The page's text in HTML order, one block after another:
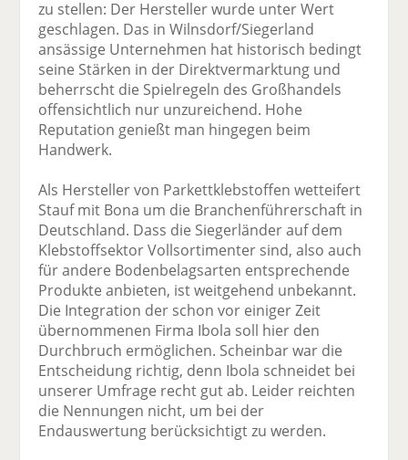
zu stellen: Der Hersteller wurde unter Wert
geschlagen. Das in Wilnsdorf/Siegerland
ansässige Unternehmen hat historisch bedingt
seine Stärken in der Direktvermarktung und
beherrscht die Spielregeln des Großhandels
offensichtlich nur unzureichend. Hohe
Reputation genießt man hingegen beim
Handwerk.
Als Hersteller von Parkettklebstoffen wetteifert
Stauf mit Bona um die Branchenführerschaft in
Deutschland. Dass die Siegerländer auf dem
Klebstoffsektor Vollsortimenter sind, also auch
für andere Bodenbelagsarten entsprechende
Produkte anbieten, ist weitgehend unbekannt.
Die Integration der schon vor einiger Zeit
übernommenen Firma Ibola soll hier den
Durchbruch ermöglichen. Scheinbar war die
Entscheidung richtig, denn Ibola schneidet bei
unserer Umfrage recht gut ab. Leider reichten
die Nennungen nicht, um bei der
Endauswertung berücksichtigt zu werden.